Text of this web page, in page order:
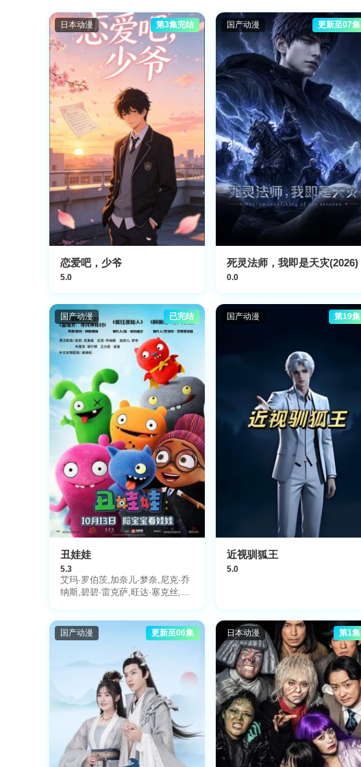
日本动漫 第3集完结
恋爱吧，少爷
5.0
国产动漫 更新至07集
死灵法师，我即是天灾(2026)
0.0
国产动漫 已完结
丑娃娃
5.3
艾玛·罗伯茨,加奈儿·梦奈,尼克·乔
纳斯,碧碧·雷克萨,旺达·塞克丝,加
特保罗,王力宏
国产动漫 第19集
近视驯狐王
5.0
国产动漫 更新至06集 日本动漫 第1集